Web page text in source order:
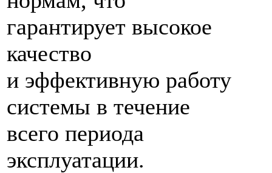
гарантирует высокое
качество
и эффективную работу
системы в течение
всего периода
эксплуатации.